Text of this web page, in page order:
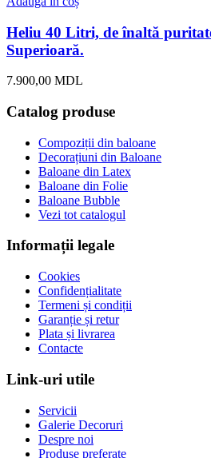
Heliu 40 Litri, de înaltă
Superioară.
7.900,00 MDL
Catalog produse
Compoziții din baloane
Decorațiuni din Baloane
Baloane din Latex
Baloane din Folie
Baloane Bubble
Vezi tot catalogul
Informații legale
Cookies
Confidențialitate
Termeni și condiții
Garanție și retur
Plata și livrarea
Contacte
Link-uri utile
Servicii
Galerie Decoruri
Despre noi
Produse preferate